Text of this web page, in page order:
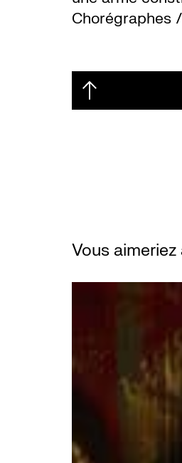
Chorégraphes
Vous aimeriez